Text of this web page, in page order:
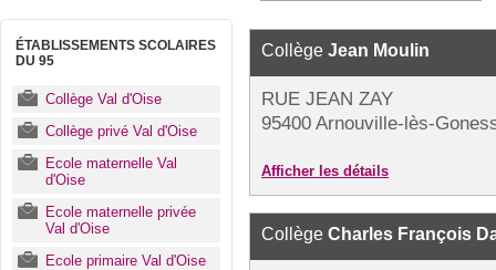
ÉTABLISSEMENTS SCOLAIRES
DU 95
Collège Val d'Oise
Collège privé Val d'Oise
Ecole maternelle Val
d'Oise
Ecole maternelle privée
Val d'Oise
Ecole primaire Val d'Oise
Collège Jean Moulin
RUE JEAN ZAY
95400 Arnouville-lès-
Afficher les détails
Collège Charles François